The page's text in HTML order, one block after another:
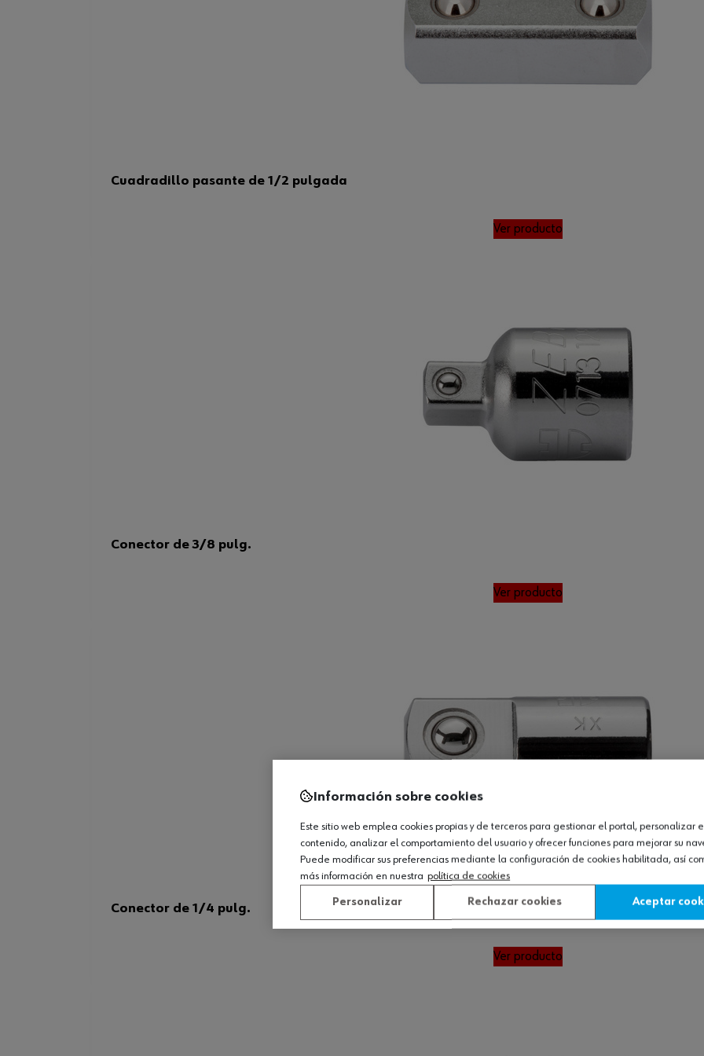
Cuadradillo pasante de 1/2 pulgada
Ver producto
Conector de 3/8 pulg.
Ver producto
Conector de 1/4 pulg.
Ver producto
Información sobre cookies
Este sitio web emplea cookies propias y de terceros para gestionar el portal, personalizar
contenido, analizar el comportamiento del usuario y ofrecer funciones para mejorar su
Puede modificar sus preferencias mediante la configuración de cookies habilitada, así
más información en nuestra política de cookies
Personalizar Rechazar cookies Aceptar